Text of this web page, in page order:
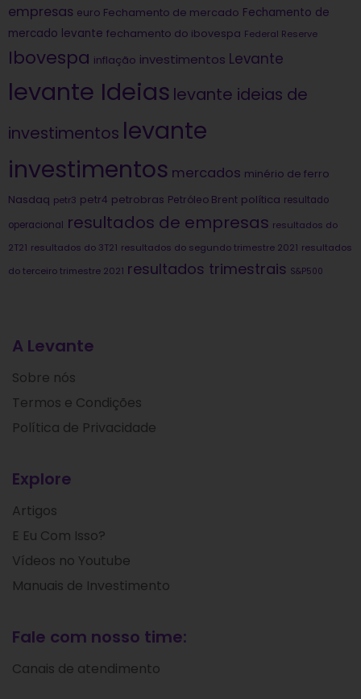
empresas euro Fechamento de mercado Fechamento de
mercado levante fechamento do ibovespa Federal Reserve
Ibovespa inflação investimentos Levante
levante Ideias levante ideias de
investimentos levante
investimentos mercados minério de ferro
Nasdaq petr3 petr4 petrobras Petróleo Brent política resultado
operacional resultados de empresas resultados do
2T21 resultados do 3T21 resultados do segundo trimestre 2021 resultados
do terceiro trimestre 2021 resultados trimestrais S&P500
A Levante
Sobre nós
Termos e Condições
Política de Privacidade
Explore
Artigos
E Eu Com Isso?
Vídeos no Youtube
Manuais de Investimento
Fale com nosso time:
Canais de atendimento